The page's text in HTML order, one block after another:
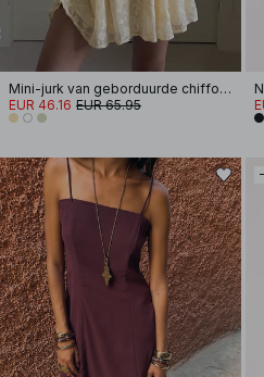
Mini-jurk van geborduurde chiffon met lange mouwen
EUR 46.16 EUR 65.95